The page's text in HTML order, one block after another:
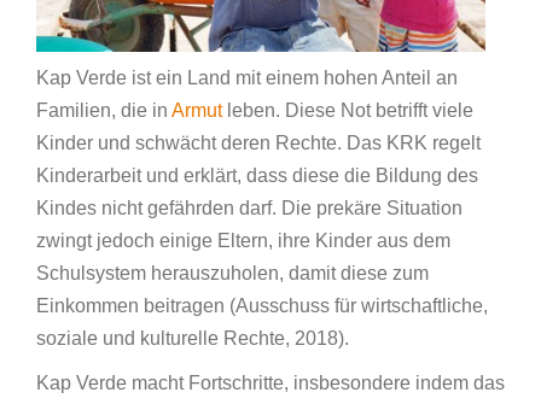
Kap Verde ist ein Land mit einem hohen Anteil an
Familien, die in Armutleben. Diese Not betrifft viele
Kinder und schwächt deren Rechte. Das KRK regelt
Kinderarbeit und erklärt, dass diese die Bildung des
Kindes nicht gefährden darf. Die prekäre Situation
zwingt jedoch einige Eltern, ihre Kinder aus dem
Schulsystem herauszuholen, damit diese zum
Einkommen beitragen (Ausschuss für wirtschaftliche,
soziale und kulturelle Rechte, 2018).
Kap Verde macht Fortschritte, insbesondere indem das